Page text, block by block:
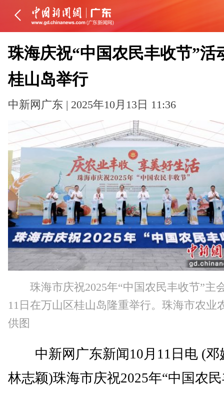
珠海庆祝“中国农民丰收节”活
桂山岛举行
中新网广东 | 2025年10月13日 11:36
珠海市庆祝2025年“中国农民丰收节”主
11日在万山区桂山岛隆重举行。珠海市农业
供图
中新网广东新闻10月11日电 (邓
林志颖)珠海市庆祝2025年“中国农